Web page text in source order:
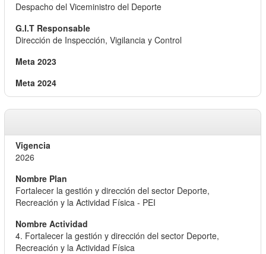
Despacho del Viceministro del Deporte
Dirección de Inspección, Vigilancia y Control
2026
Fortalecer la gestión y dirección del sector Deporte,
Recreación y la Actividad Física - PEI
4. Fortalecer la gestión y dirección del sector Deporte,
Recreación y la Actividad Física